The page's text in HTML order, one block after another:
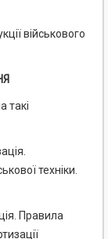
військового
такі
техніки.
Правила